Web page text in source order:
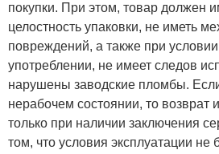
покупки. При этом, товар должен
целостность упаковки, не иметь
повреждений, а также при
употреблении, не имеет следов
нарушены заводские пломбы.
нерабочем состоянии, то возврат
только при наличии заключения
том, что условия эксплуатации